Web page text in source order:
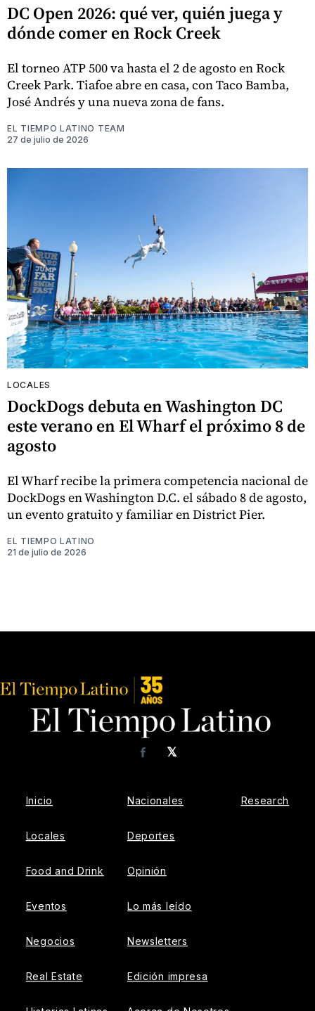
DC Open 2026: qué ver, quién juega y
dónde comer en Rock Creek
El torneo ATP 500 va hasta el 2 de agosto en Rock
Creek Park. Tiafoe abre en casa, con Taco Bamba,
José Andrés y una nueva zona de fans.
EL TIEMPO LATINO TEAM
27 de julio de 2026
LOCALES
DockDogs debuta en Washington DC
este verano en El Wharf el próximo 8 de
agosto
El Wharf recibe la primera competencia nacional de
DockDogs en Washington D.C. el sábado 8 de agosto,
un evento gratuito y familiar en District Pier.
EL TIEMPO LATINO
21 de julio de 2026
𝕏
Facebook
Inicio
Locales
Food and Drink
Eventos
Negocios
Real Estate
Nacionales
Deportes
Opinión
Lo más leído
Newsletters
Edición impresa
Research